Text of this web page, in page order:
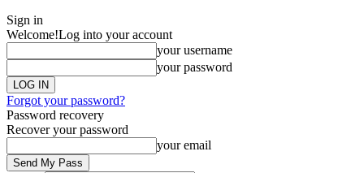
Sign in
Welcome!Log into your account
your username
your password
Forgot your password?
Password recovery
Recover your password
your email